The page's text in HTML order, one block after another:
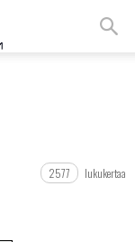
2577 lukukertaa